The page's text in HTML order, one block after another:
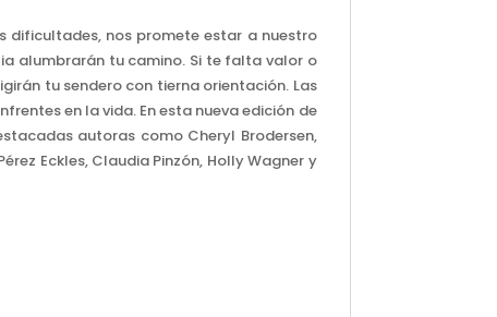
dificultades, nos promete estar a nuestro
alumbrarán tu camino. Si te falta valor o
tu sendero con tierna orientación. Las
en la vida. En esta nueva edición de
autoras como Cheryl Brodersen,
Eckles, Claudia Pinzón, Holly Wagner y